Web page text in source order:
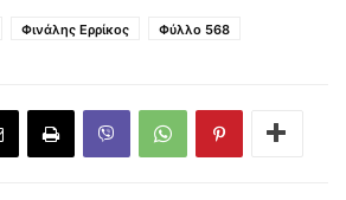
Φινάλης Ερρίκος Φύλλο 568